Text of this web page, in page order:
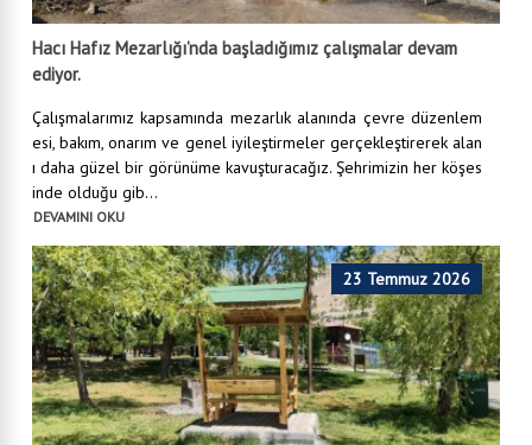
Hacı Hafız Mezarlığı’nda başladığımız çalışmalar devam
ediyor.
Çalışmalarımız kapsamında mezarlık alanında çevre düzenlem
esi, bakım, onarım ve genel iyileştirmeler gerçekleştirerek alan
ı daha güzel bir görünüme kavuşturacağız. Şehrimizin her köşes
inde olduğu gib...
DEVAMINI OKU
23 Temmuz 2026